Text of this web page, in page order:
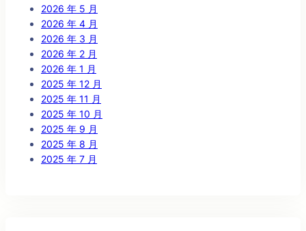
2026 年 5 月
2026 年 4 月
2026 年 3 月
2026 年 2 月
2026 年 1 月
2025 年 12 月
2025 年 11 月
2025 年 10 月
2025 年 9 月
2025 年 8 月
2025 年 7 月